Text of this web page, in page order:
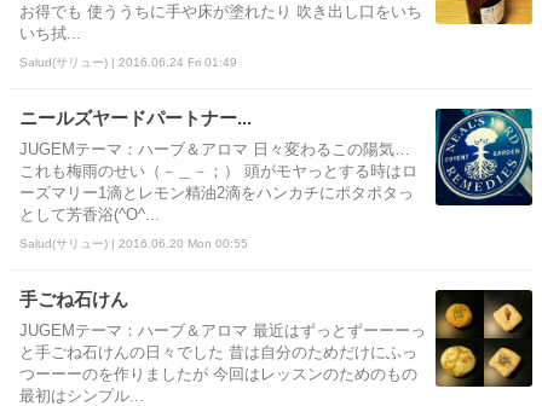
お得でも 使ううちに手や床が塗れたり 吹き出し口をいち
いち拭...
Salud(サリュー) | 2016.06.24 Fri 01:49
ニールズヤードパートナー...
JUGEMテーマ：ハーブ＆アロマ 日々変わるこの陽気…
これも梅雨のせい（－＿－；） 頭がモヤっとする時はロ
ーズマリー1滴とレモン精油2滴をハンカチにポタポタっ
として芳香浴(^O^...
Salud(サリュー) | 2016.06.20 Mon 00:55
手ごね石けん
JUGEMテーマ：ハーブ＆アロマ 最近はずっとずーーーっ
と手ごね石けんの日々でした 昔は自分のためだけにふっ
つーーーのを作りましたが 今回はレッスンのためのもの
最初はシンプル...